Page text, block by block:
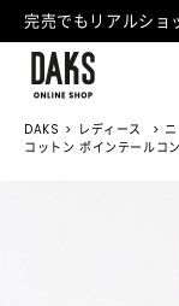
DAKS レディース
コットン ポインテールコ